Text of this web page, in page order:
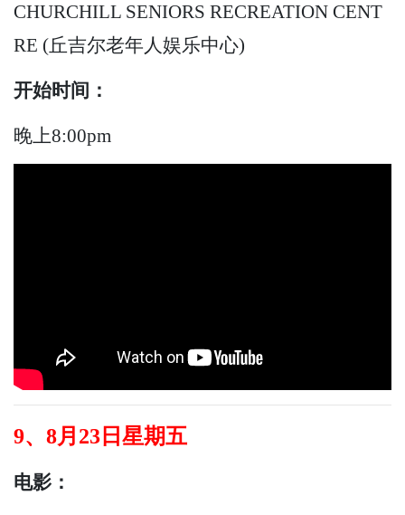
CHURCHILL SENIORS RECREATION CENT
RE (丘吉尔老年人娱乐中心)
开始时间：
晚上8:00pm
9、8月23日星期五
电影：